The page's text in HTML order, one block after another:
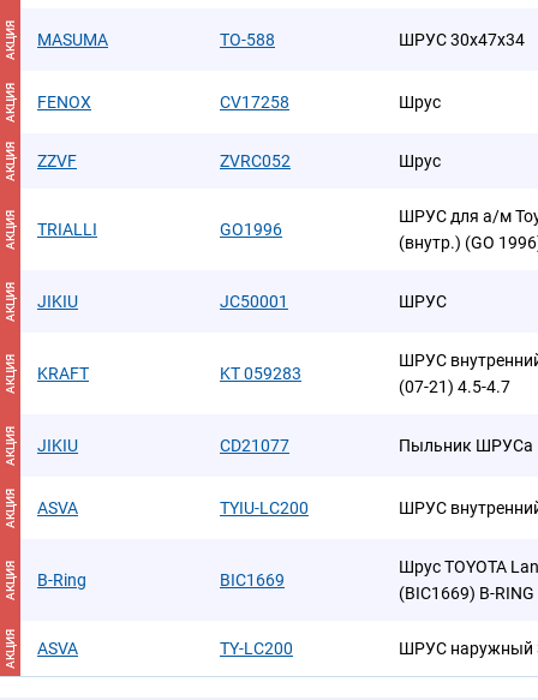
АКЦИЯ MASUMA TO-588 ШРУС 30x47x34
АКЦИЯ FENOX CV17258 Шрус
АКЦИЯ ZZVF ZVRC052 Шрус
АКЦИЯ TRIALLI GO1996
ШРУС для а/м
(внутр.) (GO
АКЦИЯ JIKIU JC50001 ШРУС
АКЦИЯ KRAFT KT 059283
ШРУС
(07-21) 4.5-4.7
АКЦИЯ JIKIU CD21077 Пыльник ШРУСа
АКЦИЯ ASVA TYIU-LC200 ШРУС
АКЦИЯ B-Ring BIC1669
Шрус TOYOTA
(BIC1669) B-RING
АКЦИЯ ASVA TY-LC200 ШРУС наружный